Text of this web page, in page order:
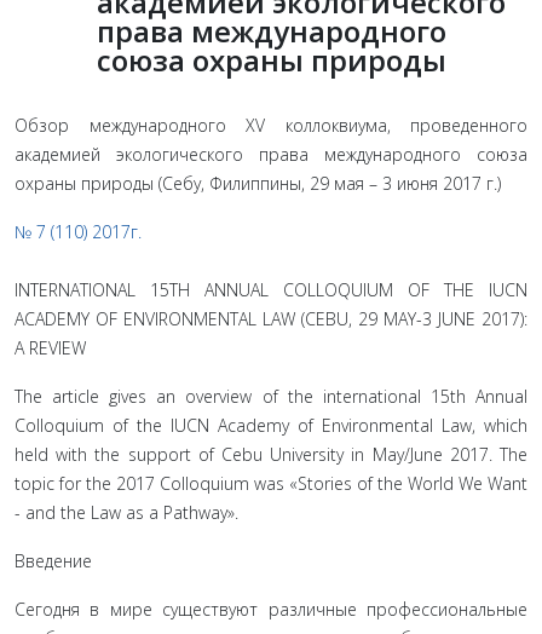
права международного
союза охраны природы
Обзор международного XV коллоквиума, проведенного
академией экологического права международного союза
охраны природы (Себу, Филиппины, 29 мая – 3 июня 2017 г.)
№ 7 (110) 2017г.
INTERNATIONAL 15TH ANNUAL COLLOQUIUM OF THE IUCN
ACADEMY OF ENVIRONMENTAL LAW (CEBU, 29 MAY-3 JUNE 2017):
A REVIEW
The article gives an overview of the international 15th Annual
Colloquium of the IUCN Academy of Environmental Law, which
held with the support of Cebu University in May/June 2017. The
topic for the 2017 Colloquium was «Stories of the World We Want
- and the Law as a Pathway».
Введение
Сегодня в мире существуют различные профессиональ­ные